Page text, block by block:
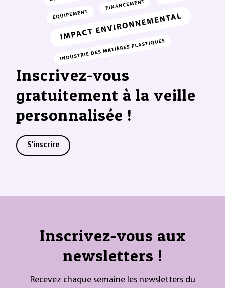
Inscrivez-vous
gratuitement à la veille
personnalisée !
S'inscrire
Inscrivez-vous aux
newsletters !
Recevez chaque semaine les newsletters du